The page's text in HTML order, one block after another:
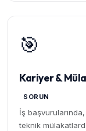
🎯
Kariyer &
SORUN
İş
teknik